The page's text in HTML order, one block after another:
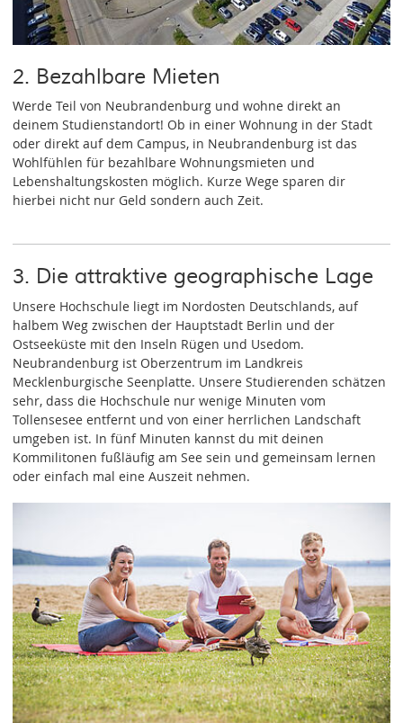
2. Bezahlbare Mieten
Werde Teil von Neubrandenburg und wohne direkt an
deinem Studienstandort! Ob in einer Wohnung in der Stadt
oder direkt auf dem Campus, in Neubrandenburg ist das
Wohlfühlen für bezahlbare Wohnungsmieten und
Lebenshaltungskosten möglich. Kurze Wege sparen dir
hierbei nicht nur Geld sondern auch Zeit.
3. Die attraktive geographische Lage
Unsere Hochschule liegt im Nordosten Deutschlands, auf
halbem Weg zwischen der Hauptstadt Berlin und der
Ostseeküste mit den Inseln Rügen und Usedom.
Neubrandenburg ist Oberzentrum im Landkreis
Mecklenburgische Seenplatte. Unsere Studierenden schätzen
sehr, dass die Hochschule nur wenige Minuten vom
Tollensesee entfernt und von einer herrlichen Landschaft
umgeben ist. In fünf Minuten kannst du mit deinen
Kommilitonen fußläufig am See sein und gemeinsam lernen
oder einfach mal eine Auszeit nehmen.